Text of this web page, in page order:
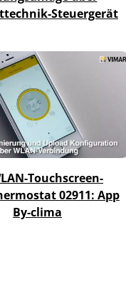
Steuergerät
Touchscreen-
02911: App
By-clima